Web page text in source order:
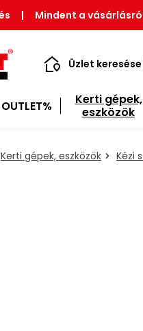
| Mindent a
Üzlet
OUTLET%
Kerti gépek,
eszközök
Kerti gépek, eszközök Kézi